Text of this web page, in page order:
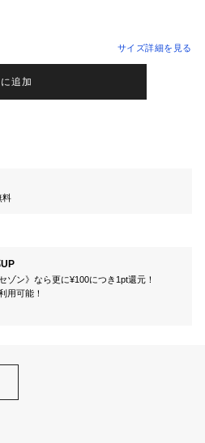
サイズ詳細を見る
追加
料
ゾン》なら更に¥100につき1pt還元！
用可能！